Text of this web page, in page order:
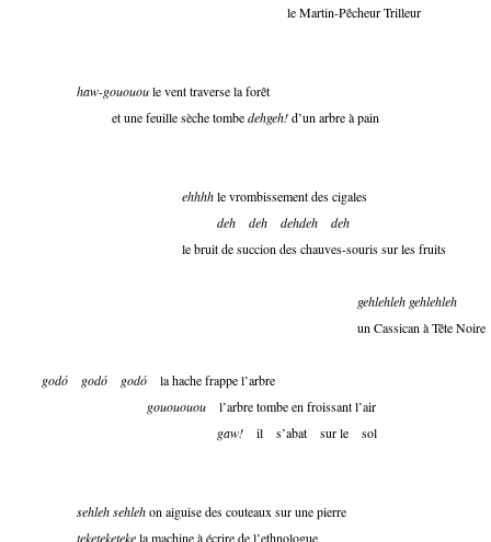
le Martin-Pêcheur Trilleur
haw-gouououle vent traverse la forêt
et une feuille sèche tombedehgeh!d’un arbre à pain
ehhhhle vrombissement des cigales
deh
deh dehdeh
deh
le bruit de succion des chauves-souris sur les fruits
gehlehleh gehlehleh
un Cassican à Tête Noire
godó godó godó la hache frappe l’arbre
gouououou l’arbre tombe en froissant l’air
gaw! il s’abat sur le sol
sehleh sehlehon aiguise des couteaux sur une pierre
teketeketekela machine à écrire de l’ethnologue